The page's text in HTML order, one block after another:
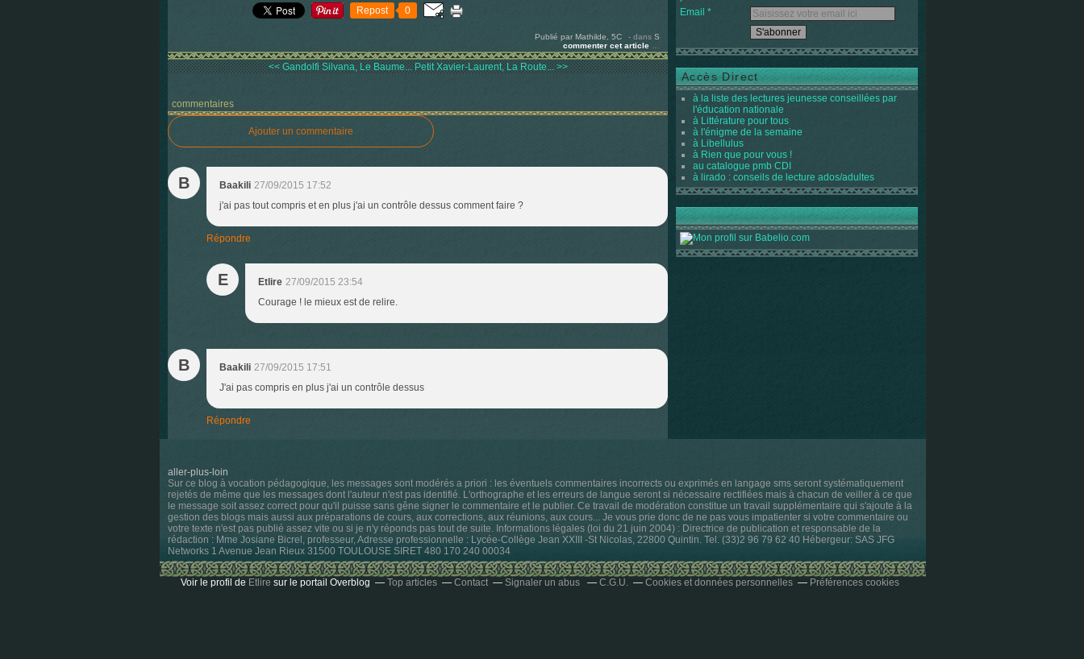
Repost 0
Publié par Mathilde, 5C - dans S
commenter cet article
<< Gandolfi Silvana, Le Baume... Petit Xavier-Laurent, La Route... >>
commentaires
Ajouter un commentaire
B Baakili 27/09/2015 17:52
j'ai pas tout compris et en plus j'ai un contrôle dessus comment faire ?
Répondre
E Etlire 27/09/2015 23:54
Courage ! le mieux est de relire.
B Baakili 27/09/2015 17:51
J'ai pas compris en plus j'ai un contrôle dessus
Répondre
Email
Accès Direct
à la liste des lectures jeunesse conseillées par
l'éducation nationale
à Littérature pour tous
à l'énigme de la semaine
à Libellulus
à Rien que pour vous !
au catalogue pmb CDI
à lirado : conseils de lecture ados/adultes
aller-plus-loin
Sur ce blog à vocation pédagogique, les messages sont modérés a priori : les éventuels commentaires incorrects ou exprimés en langage sms seront systématiquement
rejetés de même que les messages dont l'auteur n'est pas identifié. L'orthographe et les erreurs de langue seront si nécessaire rectifiées mais à chacun de veiller à ce que
le message soit assez correct pour qu'il puisse sans gêne signer le commentaire et le publier. Ce travail de modération constitue un travail supplémentaire qui s'ajoute à la
gestion des blogs mais aussi aux préparations de cours, aux corrections, aux réunions, aux cours... Je vous prie donc de ne pas vous impatienter si votre commentaire ou
votre texte n'est pas publié assez vite ou si je n'y réponds pas tout de suite. Informations légales (loi du 21 juin 2004) : Directrice de publication et responsable de la
rédaction : Mme Josiane Bicrel, professeur, Adresse professionnelle : Lycée-Collège Jean XXIII -St Nicolas, 22800 Quintin. Tel. (33)2 96 79 62 40 Hébergeur: SAS JFG
Networks 1 Avenue Jean Rieux 31500 TOULOUSE SIRET 480 170 240 00034
Voir le profil de Etlire sur le portail Overblog Top articles Contact Signaler un abus C.G.U. Cookies et données personnelles Préférences cookies